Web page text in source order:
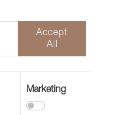
Accept
All
Marketing